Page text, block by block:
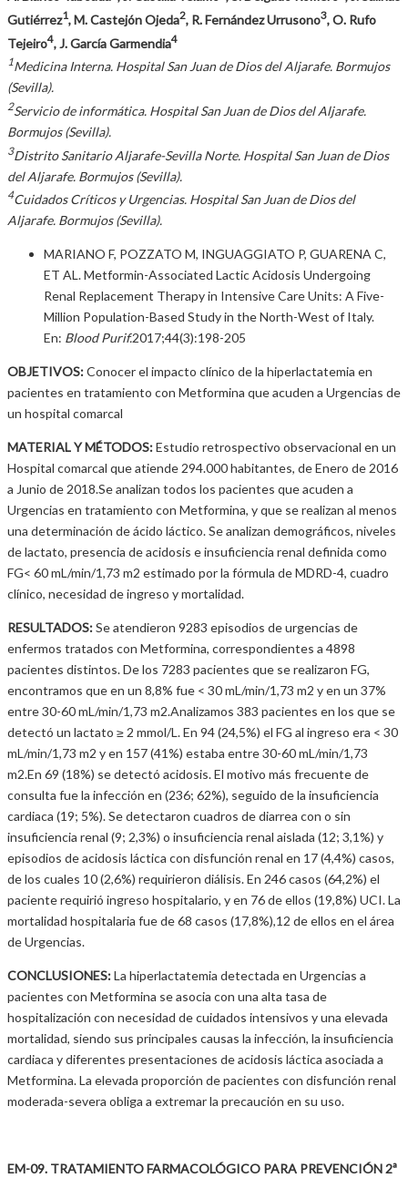
Gutiérrez1, M. Castejón Ojeda2, R. Fernández Urrusono3, O. Rufo
Tejeiro4, J. García Garmendia4
1Medicina Interna. Hospital San Juan de Dios del Aljarafe. Bormujos
(Sevilla).
2Servicio de informática. Hospital San Juan de Dios del Aljarafe.
Bormujos (Sevilla).
3Distrito Sanitario Aljarafe-Sevilla Norte. Hospital San Juan de Dios
del Aljarafe. Bormujos (Sevilla).
4Cuidados Críticos y Urgencias. Hospital San Juan de Dios del
Aljarafe. Bormujos (Sevilla).
MARIANO F, POZZATO M, INGUAGGIATO P, GUARENA C,
ET AL. Metformin-Associated Lactic Acidosis Undergoing
Renal Replacement Therapy in Intensive Care Units: A Five-
Million Population-Based Study in the North-West of Italy.
En: Blood Purif.2017;44(3):198-205
OBJETIVOS:Conocer el impacto clínico de la hiperlactatemia en
pacientes en tratamiento con Metformina que acuden a Urgencias de
un hospital comarcal
MATERIAL Y MÉTODOS:Estudio retrospectivo observacional en un
Hospital comarcal que atiende 294.000 habitantes, de Enero de 2016
a Junio de 2018.Se analizan todos los pacientes que acuden a
Urgencias en tratamiento con Metformina, y que se realizan al menos
una determinación de ácido láctico. Se analizan demográficos, niveles
de lactato, presencia de acidosis e insuficiencia renal definida como
FG< 60 mL/min/1,73 m2 estimado por la fórmula de MDRD-4, cuadro
clínico, necesidad de ingreso y mortalidad.
RESULTADOS:Se atendieron 9283 episodios de urgencias de
enfermos tratados con Metformina, correspondientes a 4898
pacientes distintos. De los 7283 pacientes que se realizaron FG,
encontramos que en un 8,8% fue < 30 mL/min/1,73 m2 y en un 37%
entre 30-60 mL/min/1,73 m2.Analizamos 383 pacientes en los que se
detectó un lactato ≥ 2 mmol/L. En 94 (24,5%) el FG al ingreso era < 30
mL/min/1,73 m2 y en 157 (41%) estaba entre 30-60 mL/min/1,73
m2.En 69 (18%) se detectó acidosis. El motivo más frecuente de
consulta fue la infección en (236; 62%), seguido de la insuficiencia
cardiaca (19; 5%). Se detectaron cuadros de diarrea con o sin
insuficiencia renal (9; 2,3%) o insuficiencia renal aislada (12; 3,1%) y
episodios de acidosis láctica con disfunción renal en 17 (4,4%) casos,
de los cuales 10 (2,6%) requirieron diálisis. En 246 casos (64,2%) el
paciente requirió ingreso hospitalario, y en 76 de ellos (19,8%) UCI. La
mortalidad hospitalaria fue de 68 casos (17,8%),12 de ellos en el área
de Urgencias.
CONCLUSIONES:La hiperlactatemia detectada en Urgencias a
pacientes con Metformina se asocia con una alta tasa de
hospitalización con necesidad de cuidados intensivos y una elevada
mortalidad, siendo sus principales causas la infección, la insuficiencia
cardiaca y diferentes presentaciones de acidosis láctica asociada a
Metformina. La elevada proporción de pacientes con disfunción renal
moderada-severa obliga a extremar la precaución en su uso.
EM-09. TRATAMIENTO FARMACOLÓGICO PARA PREVENCIÓN 2ª